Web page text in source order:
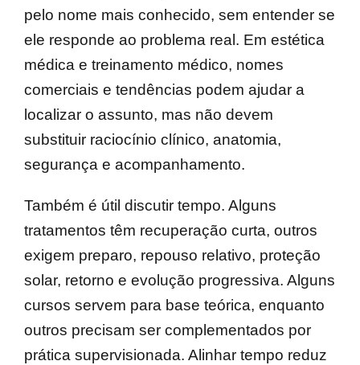
pelo nome mais conhecido, sem entender se
ele responde ao problema real. Em estética
médica e treinamento médico, nomes
comerciais e tendências podem ajudar a
localizar o assunto, mas não devem
substituir raciocínio clínico, anatomia,
segurança e acompanhamento.
Também é útil discutir tempo. Alguns
tratamentos têm recuperação curta, outros
exigem preparo, repouso relativo, proteção
solar, retorno e evolução progressiva. Alguns
cursos servem para base teórica, enquanto
outros precisam ser complementados por
prática supervisionada. Alinhar tempo reduz